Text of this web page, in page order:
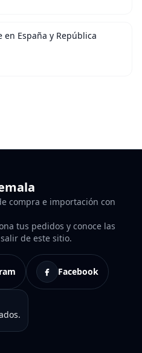
en España y República
compra e importación con
tus pedidos y conoce las
de este sitio.
Facebook